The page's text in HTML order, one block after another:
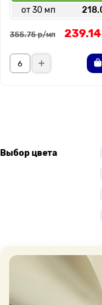
от 30 мп
355.75 р/мп
Выбор цвета